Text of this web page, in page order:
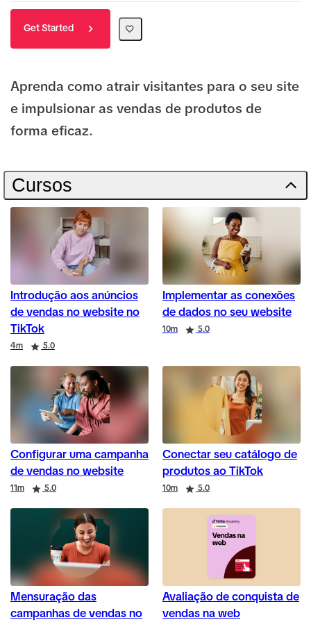
Get Started
Aprenda como atrair visitantes para o seu site
e impulsionar as vendas de produtos de
forma eficaz.
Cursos
Introdução aos anúncios
de vendas no website no
TikTok
Duration
4m
Rating 5.0
Implementar as conexões
de dados no seu website
Duration 10m
Rating 5.0
Configurar uma campanha
de vendas no website
Duration
11m
Rating 5.0
Conectar seu catálogo de
produtos ao TikTok
Duration 10m
Rating 5.0
Mensuração das
campanhas de vendas no
Avaliação de conquista de
vendas na web